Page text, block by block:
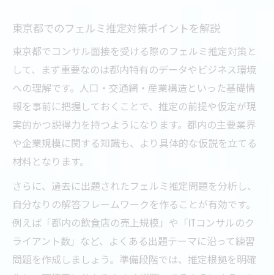
東京都でのフェルミ推定対策ポイントを解説
東京都でコンサル面接を受ける際のフェルミ推定対策と
して、まず重要なのは都内特有のデータやビジネス環境
への理解です。人口・交通網・産業構造といった基礎情
報を事前に把握しておくことで、推定の前提や仮定が現
実的かつ説得力を持つようになります。都内の主要業界
や企業規模に関する知識も、より具体的な仮説を立てる
材料となります。
さらに、過去に出題されたフェルミ推定問題を分析し、
自分なりの解答フレームワークを作ることが有効です。
例えば「都内の飲食店の売上規模」や「ITコンサルのク
ライアント数」など、よくある出題テーマに沿って練習
問題を作成しましょう。準備段階では、推定根拠を明確